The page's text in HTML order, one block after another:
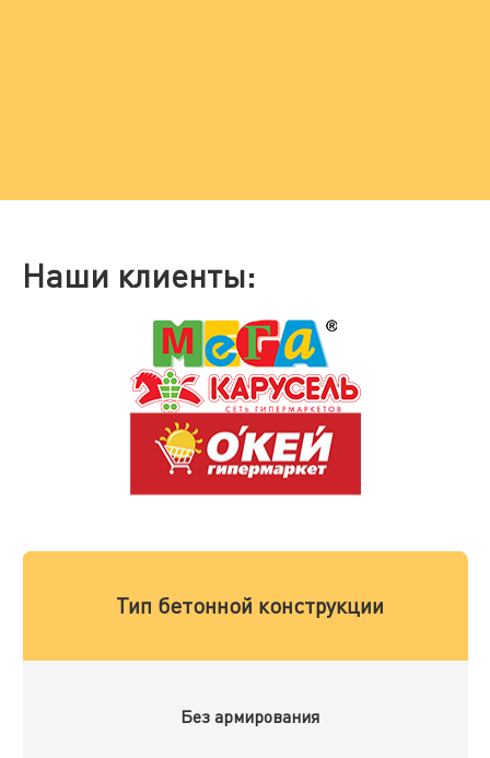
Наши клиенты:
Тип бетонной конструкции
Без армирования